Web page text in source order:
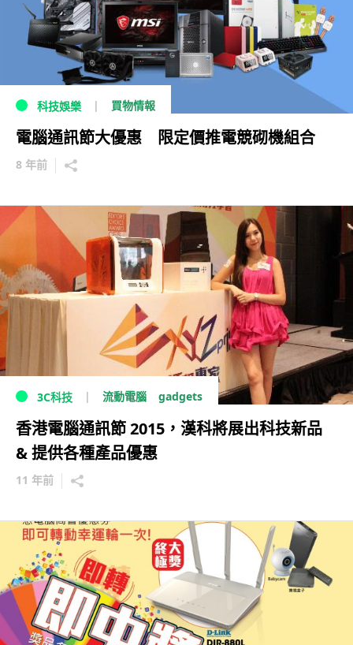
科技娛樂 買物情報
電腦通訊節大優惠 限定價推電競砌機組合
8 年前
3C科技 流動電腦 gadgets
香港電腦通訊節 2015，漢科將展出科技新品
& 提供各種產品優惠
11 年前